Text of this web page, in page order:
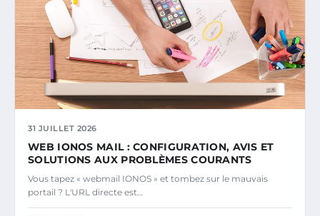
31 JUILLET 2026
WEB IONOS MAIL : CONFIGURATION, AVIS ET
SOLUTIONS AUX PROBLÈMES COURANTS
Vous tapez « webmail IONOS » et tombez sur le mauvais
portail ? L'URL directe est…